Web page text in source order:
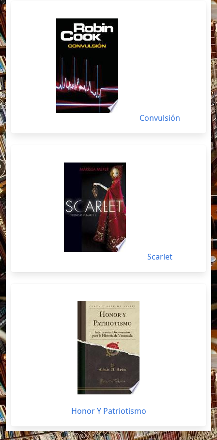
Convulsión
Scarlet
Honor Y Patriotismo